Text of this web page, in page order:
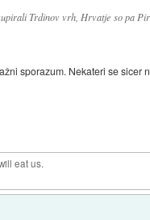
Trdinov vrh, Hrvatje so pa
sporazum. Nekateri se
eat us.